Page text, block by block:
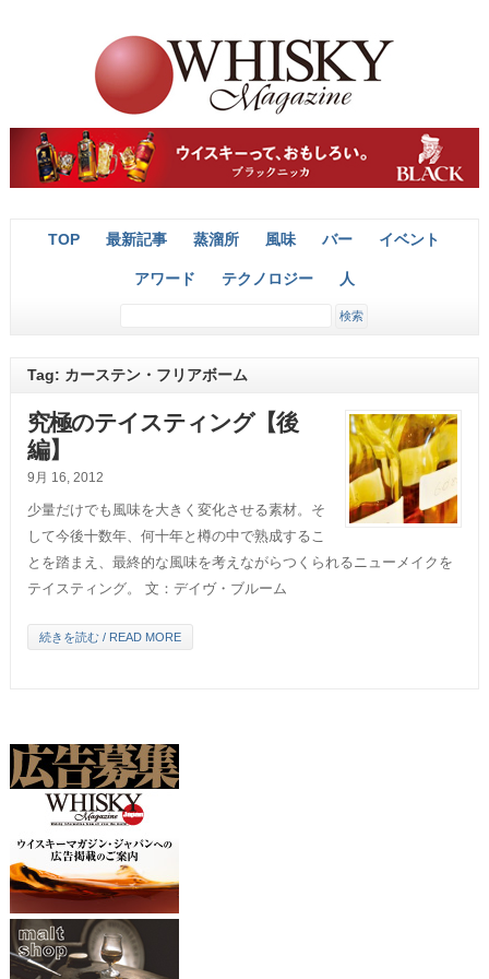
TOP 最新記事 蒸溜所 風味 バー イベント
アワード テクノロジー 人
Tag: カーステン・フリアボーム
究極のテイスティング【後
編】
9月 16, 2012
少量だけでも風味を大きく変化させる素材。そ
して今後十数年、何十年と樽の中で熟成するこ
とを踏まえ、最終的な風味を考えながらつくられるニューメイクを
テイスティング。 文：デイヴ・ブルーム
続きを読む / READ MORE